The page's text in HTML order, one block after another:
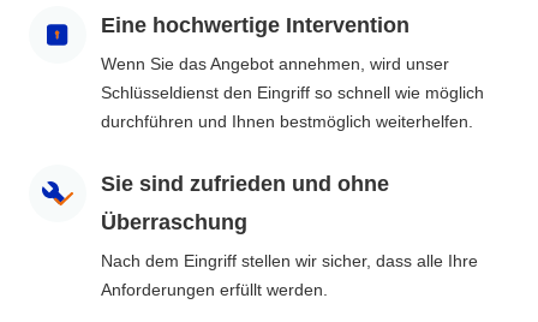
Eine hochwertige Intervention
Wenn Sie das Angebot annehmen, wird unser
Schlüsseldienst den Eingriff so schnell wie möglich
durchführen und Ihnen bestmöglich weiterhelfen.
Sie sind zufrieden und ohne
Überraschung
Nach dem Eingriff stellen wir sicher, dass alle Ihre
Anforderungen erfüllt werden.